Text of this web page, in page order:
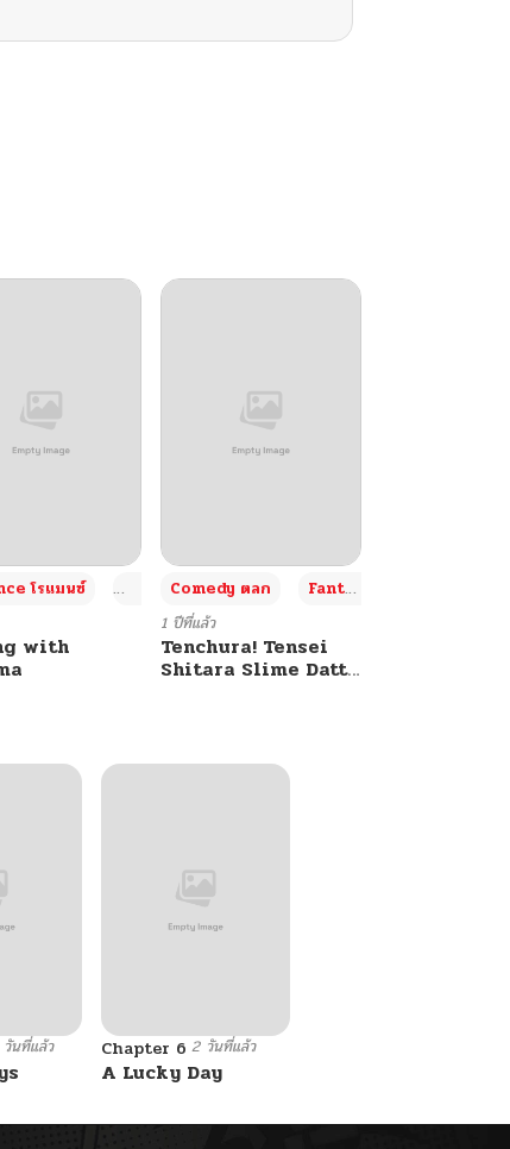
+4
โรแมนซ์ Adult ผู้ใหญ่ +4
with
Comedy ตลก Fantasy แฟนตาซี
1 ปีที่แล้ว
Tenchura! Tensei
Shitara Slime Datta
วันที่แล้ว Chapter 6 2 วันที่แล้ว
A Lucky Day